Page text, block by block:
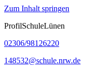
Zum Inhalt springen
ProfilSchuleLünen
02306/98126220
148532@schule.nrw.de